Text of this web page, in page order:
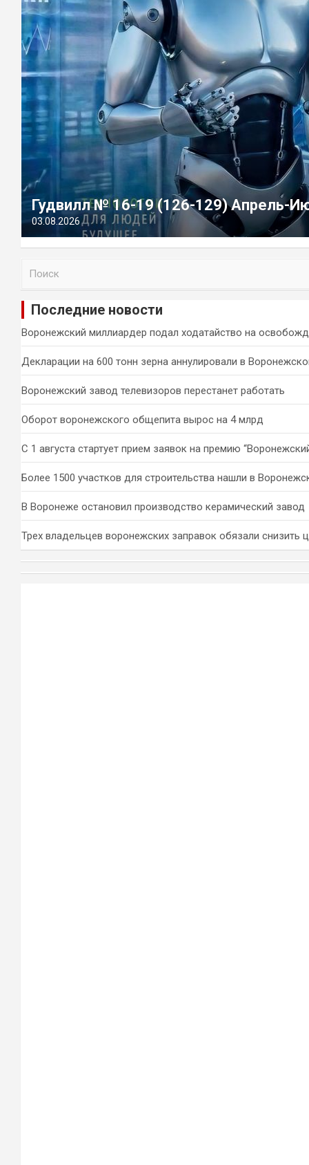
Гудвилл № 16-19 (126-129) Апрель-
03.08.2026
и
Последние новости
Воронежский миллиардер подал ходатайство на
Декларации на 600 тонн зерна аннулировали в
Воронежский завод телевизоров перестанет работать
Оборот воронежского общепита вырос на 4 млрд
С 1 августа стартует прием заявок на премию
Более 1500 участков для строительства нашли в
В Воронеже остановил производство керамический завод
Трех владельцев воронежских заправок обязали снизить